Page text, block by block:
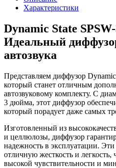
Характеристики
Dynamic State
Идеальный
автозвука
Представляем диффузор
который станет отличным
автозвуковому комплекту. С
3 дюйма, этот диффузор
который порадует даже самых
Изготовленный из
и целлюлозы, диффузор
надежность в эксплуатации.
отличную жесткость и легкость,
высокой чувствительности и